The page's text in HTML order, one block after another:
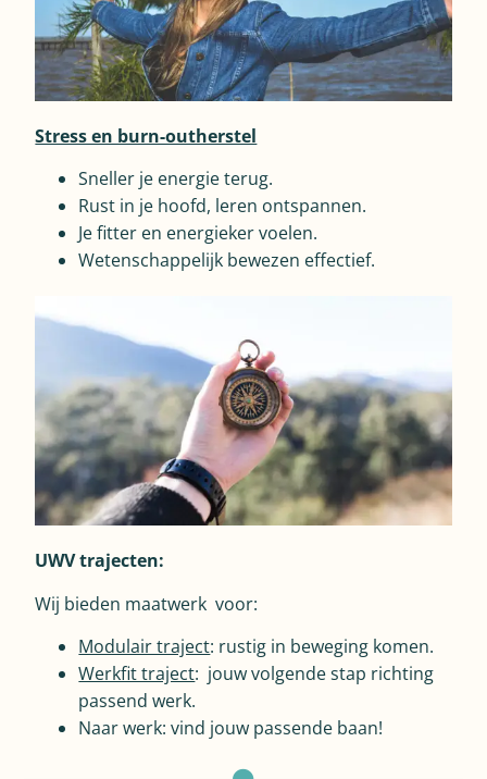
Stress en burn-outherstel
Sneller je energie terug.
Rust in je hoofd, leren ontspannen.
Je fitter en energieker voelen.
Wetenschappelijk bewezen effectief.
UWV trajecten:
Wij bieden maatwerk voor:
Modulair traject: rustig in beweging komen.
Werkfit traject: jouw volgende stap richting
passend werk.
Naar werk: vind jouw passende baan!